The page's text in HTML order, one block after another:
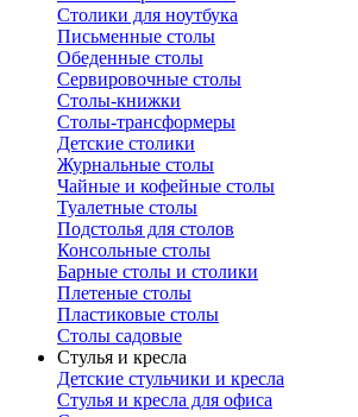
Столики для ноутбука
Письменные столы
Обеденные столы
Сервировочные столы
Столы-книжки
Столы-трансформеры
Детские столики
Журнальные столы
Чайные и кофейные столы
Туалетные столы
Подстолья для столов
Консольные столы
Барные столы и столики
Плетеные столы
Пластиковые столы
Столы садовые
Стулья и кресла
Детские стульчики и кресла
Стулья и кресла для офиса